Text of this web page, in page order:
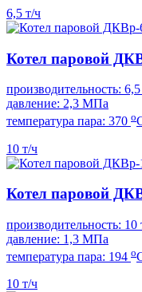
6,5 т/ч
Котел паровой
производительность:
давление: 2,3 МПа
температура пара: 370 о
10 т/ч
Котел паровой
производительность: 10
давление: 1,3 МПа
температура пара: 194 о
10 т/ч